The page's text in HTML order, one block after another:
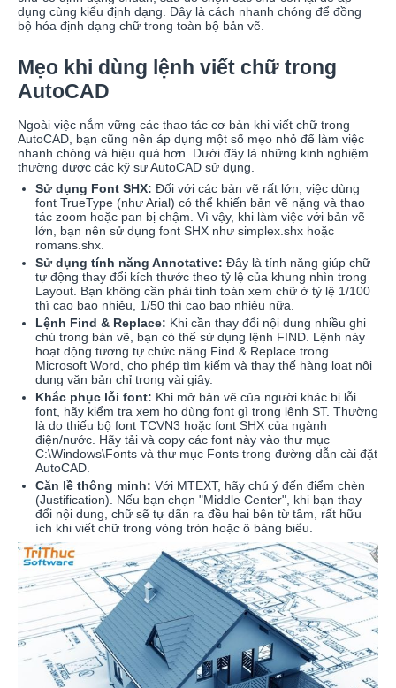
dụng cùng kiểu định dạng. Đây là cách nhanh chóng để đồng
bộ hóa định dạng chữ trong toàn bộ bản vẽ.
Mẹo khi dùng lệnh viết chữ trong
AutoCAD
Ngoài việc nắm vững các thao tác cơ bản khi viết chữ trong
AutoCAD, bạn cũng nên áp dụng một số mẹo nhỏ để làm việc
nhanh chóng và hiệu quả hơn. Dưới đây là những kinh nghiệm
thường được các kỹ sư AutoCAD sử dụng.
Sử dụng Font SHX: Đối với các bản vẽ rất lớn, việc dùng
font TrueType (như Arial) có thể khiến bản vẽ nặng và thao
tác zoom hoặc pan bị chậm. Vì vậy, khi làm việc với bản vẽ
lớn, bạn nên sử dụng font SHX như simplex.shx hoặc
romans.shx.
Sử dụng tính năng Annotative: Đây là tính năng giúp chữ
tự động thay đổi kích thước theo tỷ lệ của khung nhìn trong
Layout. Bạn không cần phải tính toán xem chữ ở tỷ lệ 1/100
thì cao bao nhiêu, 1/50 thì cao bao nhiêu nữa.
Lệnh Find & Replace: Khi cần thay đổi nội dung nhiều ghi
chú trong bản vẽ, bạn có thể sử dụng lệnh FIND. Lệnh này
hoạt động tương tự chức năng Find & Replace trong
Microsoft Word, cho phép tìm kiếm và thay thế hàng loạt nội
dung văn bản chỉ trong vài giây.
Khắc phục lỗi font: Khi mở bản vẽ của người khác bị lỗi
font, hãy kiểm tra xem họ dùng font gì trong lệnh ST. Thường
là do thiếu bộ font TCVN3 hoặc font SHX của ngành
điện/nước. Hãy tải và copy các font này vào thư mục
C:\Windows\Fonts và thư mục Fonts trong đường dẫn cài đặt
AutoCAD.
Căn lề thông minh: Với MTEXT, hãy chú ý đến điểm chèn
(Justification). Nếu bạn chọn "Middle Center", khi bạn thay
đổi nội dung, chữ sẽ tự dãn ra đều hai bên từ tâm, rất hữu
ích khi viết chữ trong vòng tròn hoặc ô bảng biểu.